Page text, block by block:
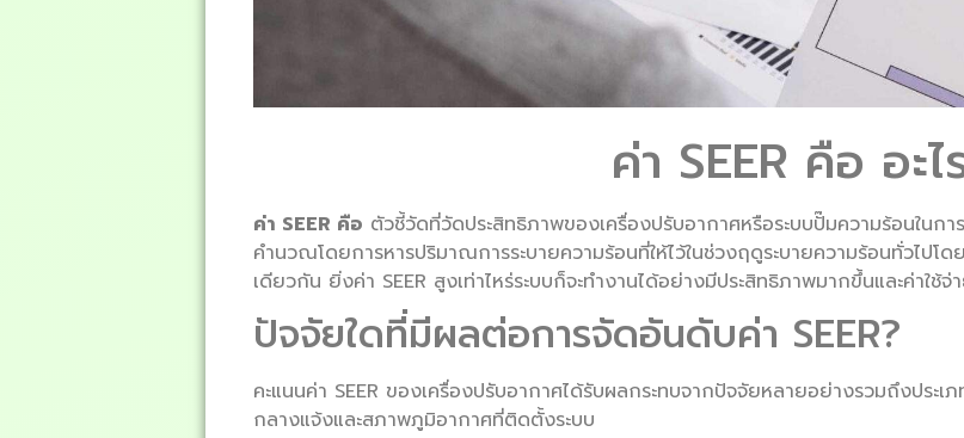
ค่า SEER คือ อะไ
ค่า SEER คือ ตัวชี้วัดที่วัดประสิทธิภาพของเครื่องปรับอากาศหรือระบบปั๊มความร้อนในก
คำนวณโดยการหารปริมาณการระบายความร้อนที่ให้ไว้ในช่วงฤดูระบายความร้อนทั่วไป
เดียวกัน ยิ่งค่า SEER สูงเท่าไหร่ระบบก็จะทำงานได้อย่างมีประสิทธิภาพมากขึ้นและค่าใช้
ปัจจัยใดที่มีผลต่อการจัดอันดับค่า SEER?
คะแนนค่า SEER ของเครื่องปรับอากาศได้รับผลกระทบจากปัจจัยหลายอย่างรวมถึงประ
กลางแจ้งและสภาพภูมิอากาศที่ติดตั้งระบบ